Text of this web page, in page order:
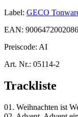
Label: GECO
EAN: 9006472002086
Preiscode: AI
Art. Nr.: 05114-2
Trackliste
01. Weihnachten ist